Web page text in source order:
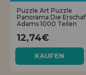
Los gehts! Wir haben
Puzzle Art Puzzle
Panorama Die
Adams 1000 Teilen
12,74€
KAUFEN